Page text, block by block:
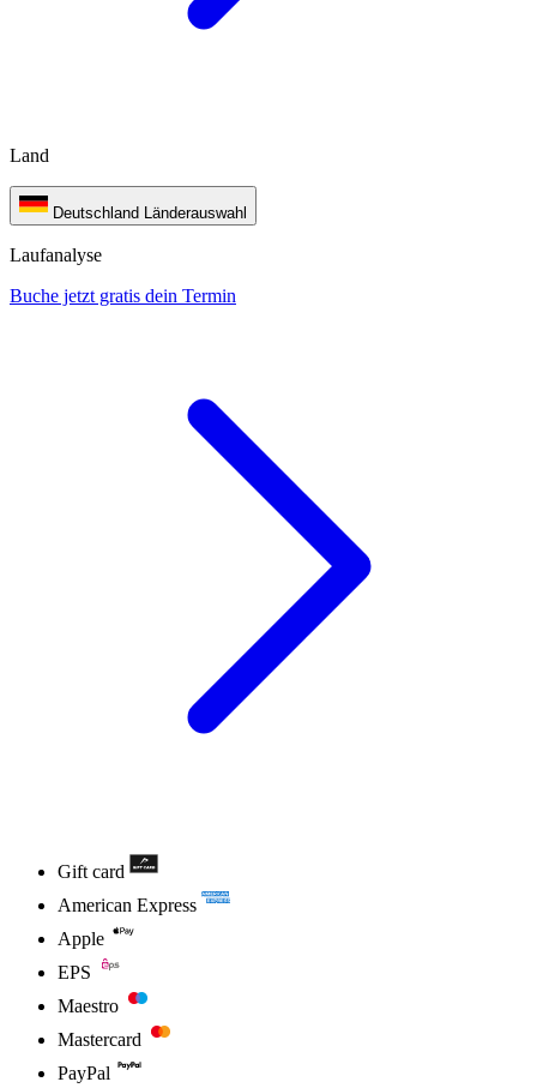
Land
Deutschland Länderauswahl
Laufanalyse
Buche jetzt gratis dein Termin
Gift card
American Express
Apple
EPS
Maestro
Mastercard
PayPal